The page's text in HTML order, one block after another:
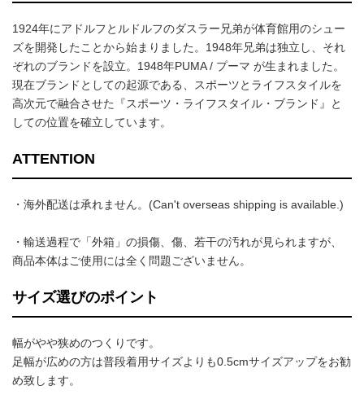
1924年にアドルフとルドルフのダスラー兄弟が体育館用のシュー
ズを開発したことから始まりました。1948年兄弟は独立し、それ
ぞれのブランドを設立。1948年PUMA / プーマ が生まれました。
現在ブランドとしての起源である、スポーツとライフスタイルを
高次元で融合させた『スポーツ・ライフスタイル・ブランド』と
しての位置を確立しています。
ATTENTION
・海外配送は承れません。(Can't overseas shipping is available.)
・輸送過程で「外箱」の損傷、傷、若干の汚れが見られますが、
商品本体はご使用には全く問題ございません。
サイズ選びのポイント
幅がやや狭めのつくりです。
足幅が広めの方は普段着用サイズよりも0.5cmサイズアップをお勧
め致します。